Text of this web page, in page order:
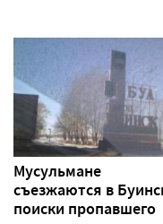
Мусульмане
съезжаются в
поиски пропавшего